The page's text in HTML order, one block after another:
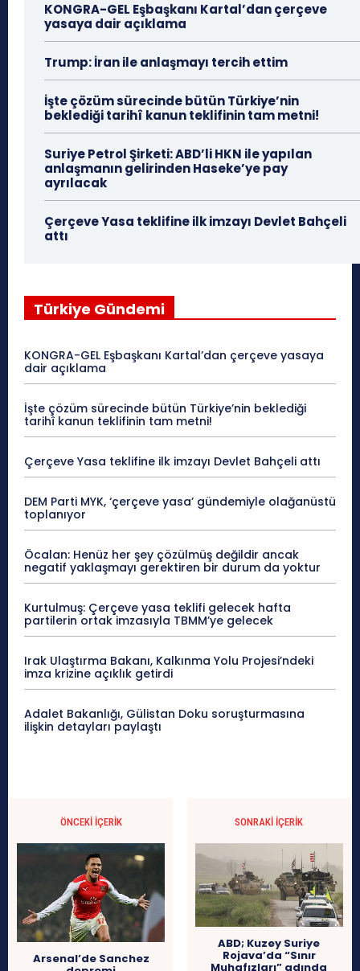
KONGRA-GEL Eşbaşkanı Kartal’dan çerçeve
yasaya dair açıklama
Trump: İran ile anlaşmayı tercih ettim
İşte çözüm sürecinde bütün Türkiye’nin
beklediği tarihî kanun teklifinin tam metni!
Suriye Petrol Şirketi: ABD’li HKN ile yapılan
anlaşmanın gelirinden Haseke’ye pay
ayrılacak
Çerçeve Yasa teklifine ilk imzayı Devlet Bahçeli
attı
Türkiye Gündemi
KONGRA-GEL Eşbaşkanı Kartal’dan çerçeve yasaya
dair açıklama
İşte çözüm sürecinde bütün Türkiye’nin beklediği
tarihî kanun teklifinin tam metni!
Çerçeve Yasa teklifine ilk imzayı Devlet Bahçeli attı
DEM Parti MYK, ‘çerçeve yasa’ gündemiyle olağanüstü
toplanıyor
Öcalan: Henüz her şey çözülmüş değildir ancak
negatif yaklaşmayı gerektiren bir durum da yoktur
Kurtulmuş: Çerçeve yasa teklifi gelecek hafta
partilerin ortak imzasıyla TBMM’ye gelecek
Irak Ulaştırma Bakanı, Kalkınma Yolu Projesi’ndeki
imza krizine açıklık getirdi
Adalet Bakanlığı, Gülistan Doku soruşturmasına
ilişkin detayları paylaştı
ÖNCEKI İÇERIK
Arsenal’de Sanchez
SONRAKI İÇERIK
ABD; Kuzey Suriye
Rojava’da “Sınır
Muhafızları” adında